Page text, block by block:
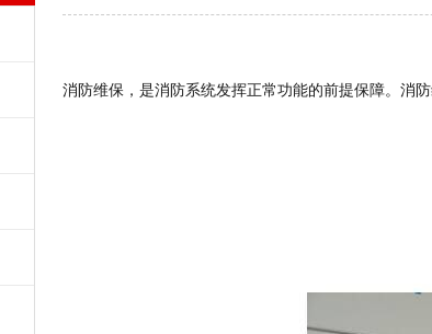
消防维保，是消防系统发挥正常功能的前提保障。消